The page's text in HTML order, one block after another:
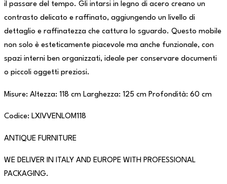
il passare del tempo. Gli intarsi in legno di acero creano un
contrasto delicato e raffinato, aggiungendo un livello di
dettaglio e raffinatezza che cattura lo sguardo. Questo mobile
non solo è esteticamente piacevole ma anche funzionale, con
spazi interni ben organizzati, ideale per conservare documenti
o piccoli oggetti preziosi.
Misure: Altezza: 118 cm Larghezza: 125 cm Profondità: 60 cm
Codice: LXIVVENLOM118
ANTIQUE FURNITURE
WE DELIVER IN ITALY AND EUROPE WITH PROFESSIONAL
PACKAGING.